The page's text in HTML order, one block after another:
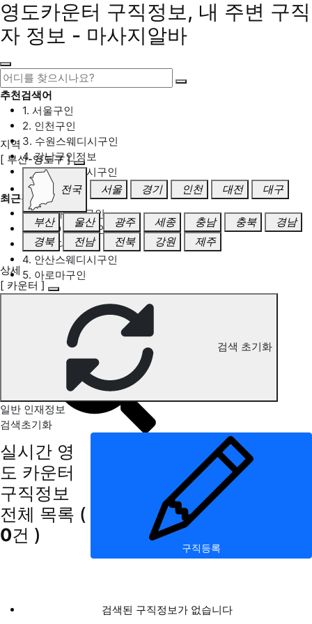
영도카운터 구직정보, 내 주변 구직
자 정보 - 마사지알바
추천검색어
1. 서울구인
2. 인천구인
3. 수원스웨디시구인
4. 강남구인정보
5. 동탄스웨디시구인
최근검색어
1. 일산마사지구인
2. 성남아로마구인
3. 스웨디시구인
4. 안산스웨디시구인
5. 아로마구인
영도 카운터 구직정보
지역
[ 부산-영도구 ]
전국 서울 경기 인천 대전 대구
부산 울산 광주 세종 충남 충북
경남
경북
전남 전북 강원 제주
상세
[ 카운터 ]
검색 초기화
일반 인재정보
검색초기화
실시간 영
도 카운터
구직정보
전체 목록 (
0건 )
구직등록
검색된 구직정보가 없습니다